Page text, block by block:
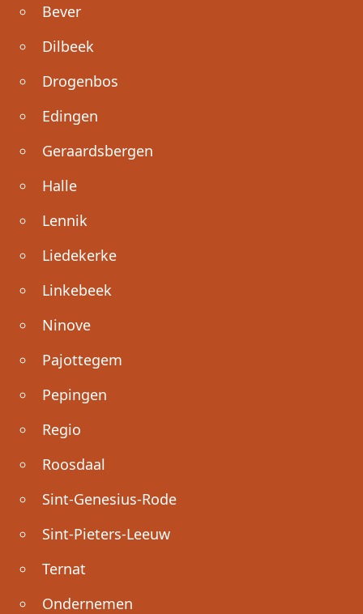
Bever
Dilbeek
Drogenbos
Edingen
Geraardsbergen
Halle
Lennik
Liedekerke
Linkebeek
Ninove
Pajottegem
Pepingen
Regio
Roosdaal
Sint-Genesius-Rode
Sint-Pieters-Leeuw
Ternat
Ondernemen